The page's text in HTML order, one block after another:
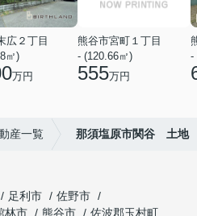
広２丁目
㎡)
万円
熊谷市宮町１丁目
- (120.66㎡)
555万円
-
産一覧 那須塩原市関谷 土地
足利市
佐野市
林市 熊谷市
佐波郡玉村町